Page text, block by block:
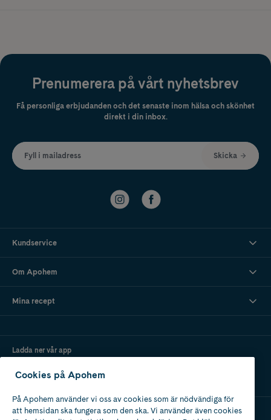
Prenumerera på vårt nyhetsbrev
Få personliga erbjudanden och det senaste inom hälsa och skönhet
direkt i din inbox.
Fyll i mailadress Skicka
Kundservice
Om Apohem
Mina recept
Ladda ner vår app
Cookies på Apohem
På Apohem använder vi oss av cookies som är nödvändiga för
att hemsidan ska fungera som den ska. Vi använder även cookies